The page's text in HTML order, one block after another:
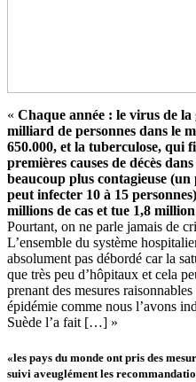
« Chaque année : le virus de la
milliard de personnes dans le
650.000, et la tuberculose, qui
premières causes de décès
beaucoup plus contagieuse
peut infecter 10 à 15
millions de cas et tue 1,8
Pourtant, on ne parle jamais de
L’ensemble du système
absolument pas débordé car la
que très peu d’hôpitaux et cela
prenant des mesures
épidémie comme nous l’avons
Suède l’a fait […] »
«les pays du monde ont pris des
suivi aveuglément les